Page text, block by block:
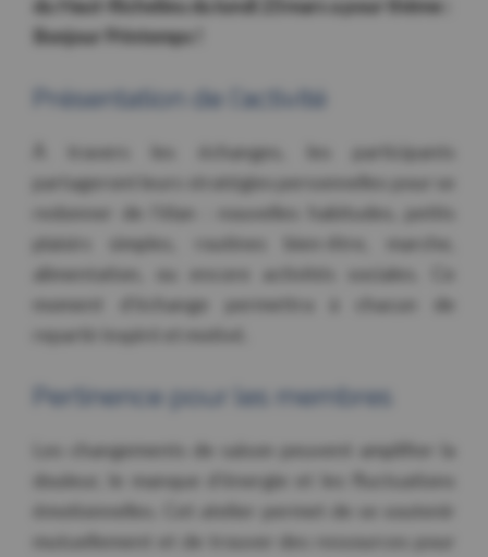
du Haut-Richelieu du lundi 23 mars a pour thème :
Bonjour Printemps !
Présentation de l’activité
À travers les échanges, les participants
partageront leurs stratégies personnelles pour se
redonner de l’élan : nouvelles habitudes, petits
plaisirs simples, routines bien-être, marche,
alimentation, ou encore activités sociales. Ce
moment d’échange permettra à chacun de
repartir inspiré et motivé.
Pertinence pour les membres
Les changements de saison peuvent amplifier la
douleur, le manque d’énergie et les fluctuations
émotionnelles. Cet atelier permet de se soutenir
mutuellement et de trouver des ressources pour